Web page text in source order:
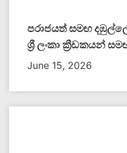
පරාජයත් සමඟ
ශ්‍රී ලංකා ක්‍රීඩකයන්
June 15, 2026